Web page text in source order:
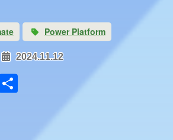
Power Platform
2024.11.12